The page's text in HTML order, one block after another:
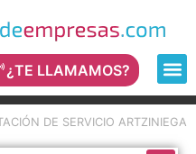
¿TE LLAMAMOS?
DE SERVICIO ARTZINIEGA